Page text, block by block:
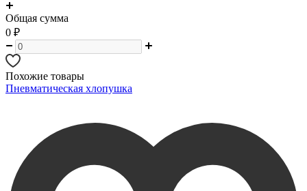
Общая сумма
0 ₽
Похожие товары
Пневматическая хлопушка